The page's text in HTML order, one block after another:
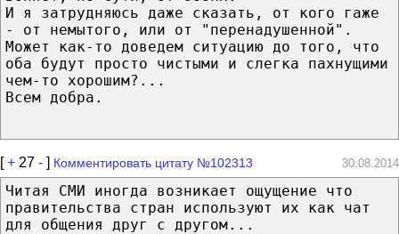
И я затрудняюсь даже сказать, от кого гаже
- от немытого, или от "перенадушенной".
Может как-то доведем ситуацию до того, что
оба будут просто чистыми и слегка пахнущими
чем-то хорошим?...
Всем добра.
[+ 27 - ] Комментировать цитату №102313 30.08.2014
Читая СМИ иногда возникает ощущение что
правительства стран используют их как чат
для общения друг с другом...